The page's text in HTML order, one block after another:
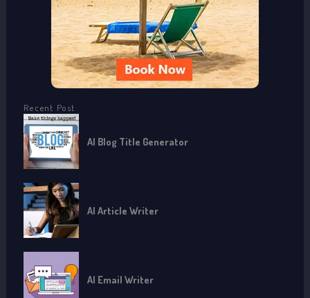
Recent Post
AI Blog Title Generator
AI Article Writer
AI Email Writer